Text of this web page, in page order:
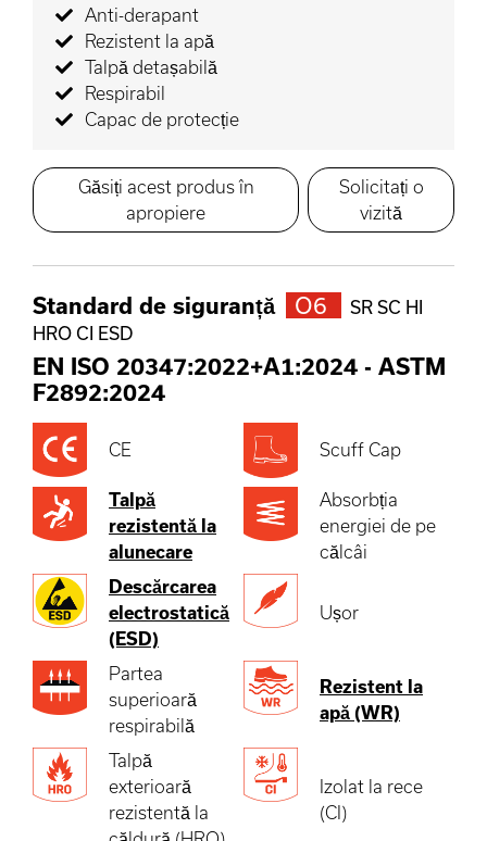
Anti-derapant
Rezistent la apă
Talpă detașabilă
Respirabil
Capac de protecție
Găsiți acest produs în
apropiere
Solicitați o
vizită
Standard de siguranță O6
SR SC HI
HRO CI ESD
EN ISO 20347:2022+A1:2024 - ASTM
F2892:2024
CE Scuff Cap
Talpă
rezistentă la
alunecare
Absorbția
energiei de pe
călcâi
Descărcarea
electrostatică
(ESD)
Ușor
Partea
superioară
respirabilă
Rezistent la
apă (WR)
Talpă
exterioară
rezistentă la
Izolat la rece
(CI)